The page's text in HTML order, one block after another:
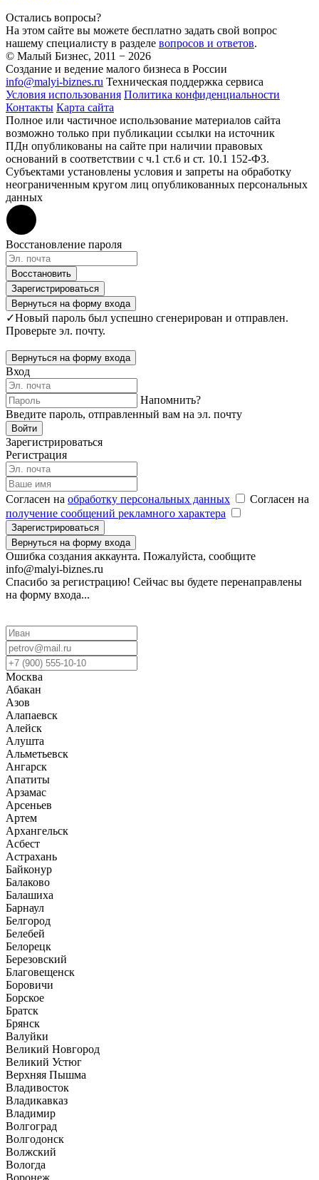
Остались вопросы?
На этом сайте вы можете бесплатно задать свой вопрос
нашему специалисту в разделе вопросов и ответов.
© Малый Бизнес, 2011 − 2026
Создание и ведение малого бизнеса в России
info@malyi-biznes.ru Техническая поддержка сервиса
Условия использования Политика конфиденциальности
Контакты Карта сайта
Полное или частичное использование материалов сайта
возможно только при публикации ссылки на источник
ПДн опубликованы на сайте при наличии правовых
оснований в соответствии с ч.1 ст.6 и ст. 10.1 152-ФЗ.
Субъектами установлены условия и запреты на обработку
неограниченным кругом лиц опубликованных персональных
данных
Восстановление пароля
Восстановить
Зарегистрироваться
Вернуться на форму входа
✓Новый пароль был успешно сгенерирован и отправлен.
Проверьте эл. почту.
Вернуться на форму входа
Вход
Напомнить?
Введите пароль, отправленный вам на эл. почту
Войти
Зарегистрироваться
Регистрация
Согласен на обработку персональных данных
Согласен на
получение сообщений рекламного характера
Зарегистрироваться
Вернуться на форму входа
Ошибка создания аккаунта. Пожалуйста, сообщите
info@malyi-biznes.ru
Спасибо за регистрацию! Сейчас вы будете перенаправлены
на форму входа...
Москва
Абакан
Азов
Алапаевск
Алейск
Алушта
Альметьевск
Ангарск
Апатиты
Арзамас
Арсеньев
Артем
Архангельск
Асбест
Астрахань
Байконур
Балаково
Балашиха
Барнаул
Белгород
Белебей
Белорецк
Березовский
Благовещенск
Боровичи
Борское
Братск
Брянск
Валуйки
Великий Новгород
Великий Устюг
Верхняя Пышма
Владивосток
Владикавказ
Владимир
Волгоград
Волгодонск
Волжский
Вологда
Воронеж